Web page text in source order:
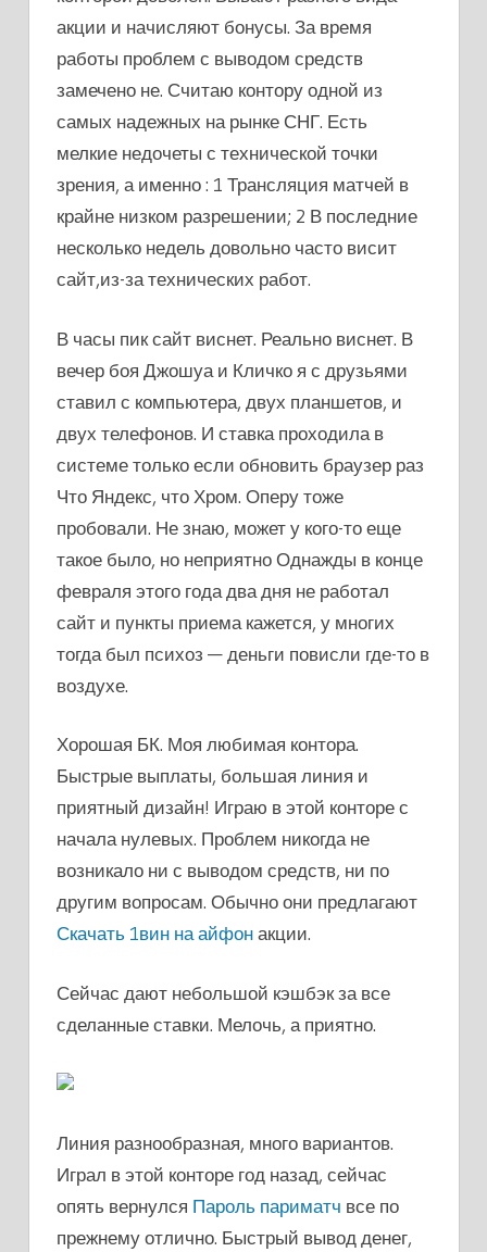
акции и начисляют бонусы. За время
работы проблем с выводом средств
замечено не. Считаю контору одной из
самых надежных на рынке СНГ. Есть
мелкие недочеты с технической точки
зрения, а именно : 1 Трансляция матчей в
крайне низком разрешении; 2 В последние
несколько недель довольно часто висит
сайт,из-за технических работ.
В часы пик сайт виснет. Реально виснет. В
вечер боя Джошуа и Кличко я с друзьями
ставил с компьютера, двух планшетов, и
двух телефонов. И ставка проходила в
системе только если обновить браузер раз
Что Яндекс, что Хром. Оперу тоже
пробовали. Не знаю, может у кого-то еще
такое было, но неприятно Однажды в конце
февраля этого года два дня не работал
сайт и пункты приема кажется, у многих
тогда был психоз — деньги повисли где-то в
воздухе.
Хорошая БК. Моя любимая контора.
Быстрые выплаты, большая линия и
приятный дизайн! Играю в этой конторе с
начала нулевых. Проблем никогда не
возникало ни с выводом средств, ни по
другим вопросам. Обычно они предлагают
Скачать 1вин на айфонакции.
Сейчас дают небольшой кэшбэк за все
сделанные ставки. Мелочь, а приятно.
Линия разнообразная, много вариантов.
Играл в этой конторе год назад, сейчас
опять вернулся Пароль париматч все по
прежнему отлично. Быстрый вывод денег,